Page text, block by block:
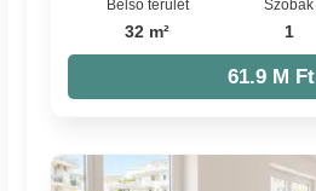
Belső terület
32 m²
Szobák
1
61.9 M Ft